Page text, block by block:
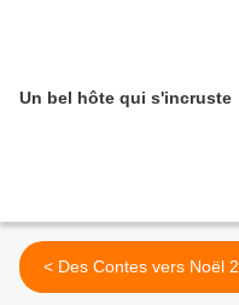
Un bel hôte qui s'incruste
< Des Contes vers Noël 2